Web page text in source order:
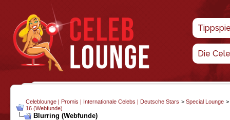
Die
Celeblounge | Promis | Internationale Celebs | Deutsche Stars > Special Lounge >
16 (Webfunde)
Blurring (Webfunde)